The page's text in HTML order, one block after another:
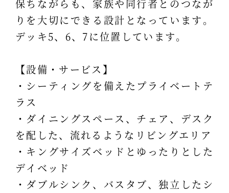
保ちながらも、家族や同行者とのつなが
りを大切にできる設計となっています。
デッキ5、6、7に位置しています。
【設備・サービス】
・シーティングを備えたプライベートテ
ラス
・ダイニングスペース、チェア、デスク
を配した、流れるようなリビングエリア
・キングサイズベッドとゆったりとした
デイベッド
・ダブルシンク、バスタブ、独立したシ